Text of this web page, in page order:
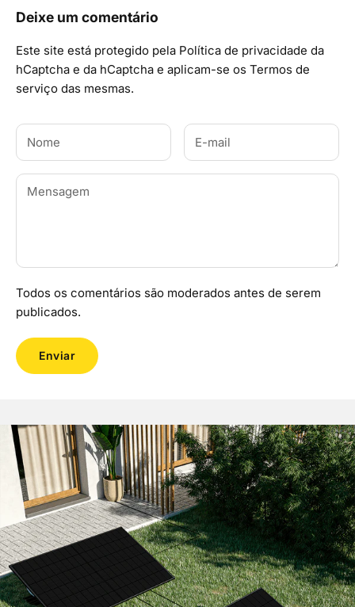
Deixe um comentário
Este site está protegido pela Política de privacidade da
hCaptcha e da hCaptcha e aplicam-se os Termos de
serviço das mesmas.
Todos os comentários são moderados antes de serem
publicados.
Enviar